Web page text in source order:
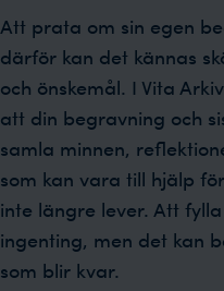
Att prata om sin egen
därför kan det kännas
och önskemål. I Vita
att din begravning och
samla minnen,
som kan vara till hjälp
inte längre lever. Att
ingenting, men det kan
som blir kvar.